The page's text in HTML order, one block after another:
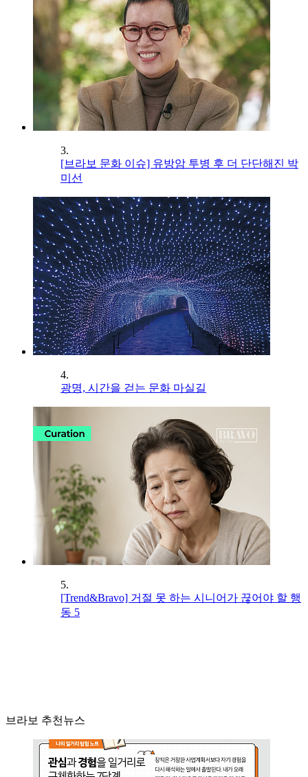
3.
[브라보 문화 이슈] 유방암 투병 후 더 단단해진 박
미선
4.
광명, 시간을 걷는 문화 마실길
5.
[Trend&Bravo] 거절 못 하는 시니어가 끊어야 할 행
동 5
브라보 추천뉴스